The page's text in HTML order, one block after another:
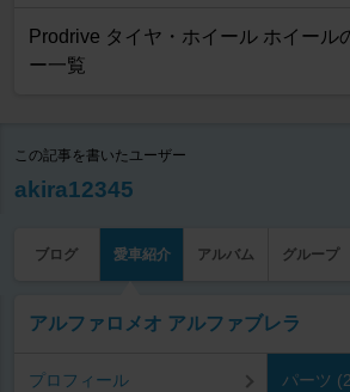
Prodrive タイヤ・ホイール ホイール
ー一覧
この記事を書いたユーザー
akira12345
ブログ 愛車紹介 アルバム グループ
アルファロメオ アルファブレラ
プロフィール パーツ